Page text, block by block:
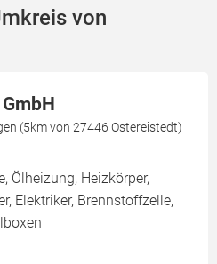
von
(5km von 27446 Ostereistedt)
Ölheizung, Heizkörper,
Elektriker, Brennstoffzelle,